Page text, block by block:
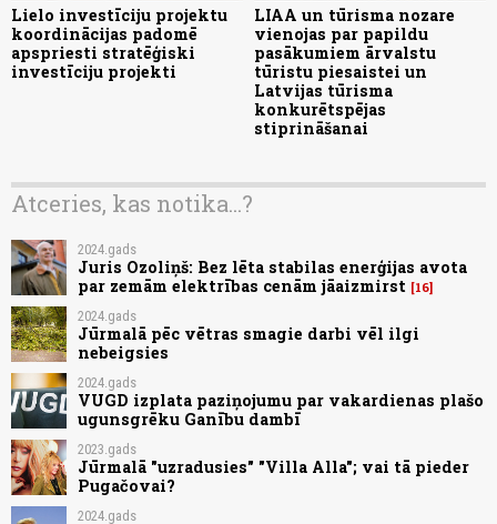
Lielo investīciju projektu
koordinācijas padomē
apspriesti stratēģiski
investīciju projekti
LIAA un tūrisma nozare
vienojas par papildu
pasākumiem ārvalstu
tūristu piesaistei un
Latvijas tūrisma
konkurētspējas
stiprināšanai
Atceries, kas notika...?
2024.gads
Juris Ozoliņš: Bez lēta stabilas enerģijas avota
par zemām elektrības cenām jāaizmirst 16
2024.gads
Jūrmalā pēc vētras smagie darbi vēl ilgi
nebeigsies
2024.gads
VUGD izplata paziņojumu par vakardienas plašo
ugunsgrēku Ganību dambī
2023.gads
Jūrmalā "uzradusies" "Villa Alla"; vai tā pieder
Pugačovai?
2024.gads